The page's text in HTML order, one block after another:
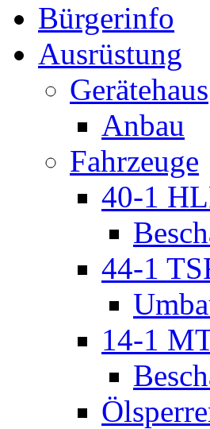
Bürgerinfo
Ausrüstung
Gerätehaus
Anbau
Fahrzeuge
40-1
44-1
14-1